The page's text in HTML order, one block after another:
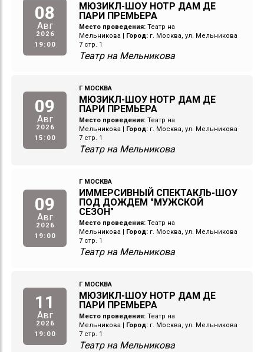
08
Авг
2026
19:00
МЮЗИКЛ-ШОУ НОТР ДАМ ДЕ
ПАРИ ПРЕМЬЕРА
Место проведения: Театр на
Мельникова
Город: г. Москва, ул. Мельникова
7 стр. 1
Театр на Мельникова
09
Авг
2026
15:00
Г МОСКВА
МЮЗИКЛ-ШОУ НОТР ДАМ ДЕ
ПАРИ ПРЕМЬЕРА
Место проведения: Театр на
Мельникова
Город: г. Москва, ул. Мельникова
7 стр. 1
Театр на Мельникова
09
Авг
2026
19:00
Г МОСКВА
ИММЕРСИВНЫЙ СПЕКТАКЛЬ-ШОУ
ПОД ДОЖДЕМ "МУЖСКОЙ
СЕЗОН"
Место проведения: Театр на
Мельникова
Город: г. Москва, ул. Мельникова
7 стр. 1
Театр на Мельникова
11
Авг
2026
19:00
Г МОСКВА
МЮЗИКЛ-ШОУ НОТР ДАМ ДЕ
ПАРИ ПРЕМЬЕРА
Место проведения: Театр на
Мельникова
Город: г. Москва, ул. Мельникова
7 стр. 1
Театр на Мельникова